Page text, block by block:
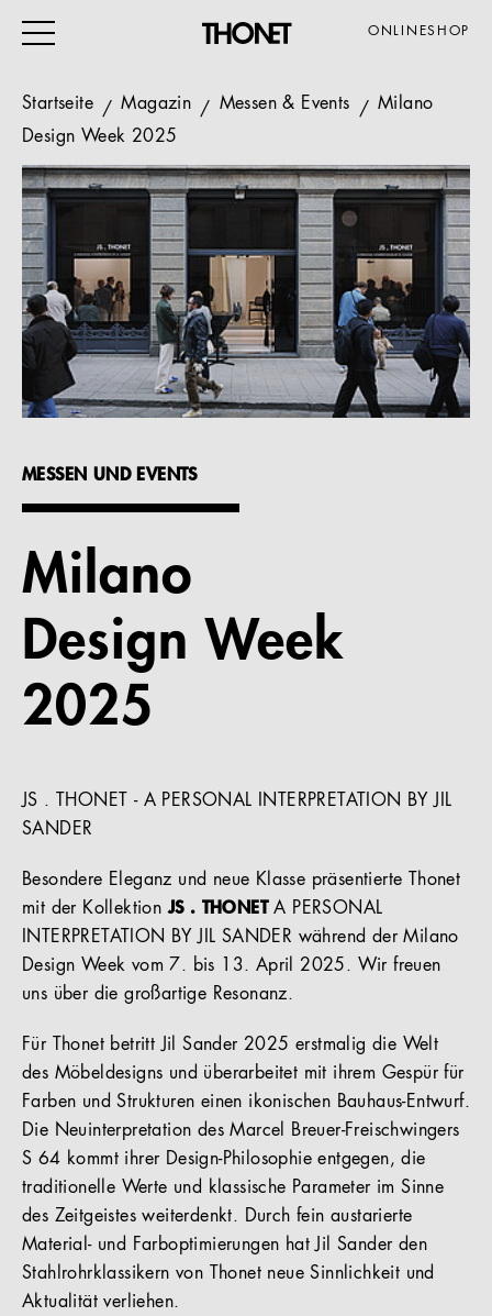
ONLINESHOP
ARBEITEN
WOHNEN
VERANSTALTUNG
GASTRO & HOTEL
ALLE PRODUKTE
Magazin
Service
Unternehmen
DE
Startseite Magazin Messen & Events
Milano
Design Week 2025
MESSEN UND EVENTS
Milano
Design Week
2025
JS . THONET - A PERSONAL INTERPRETATION BY JIL
SANDER
Besondere Eleganz und neue Klasse präsentierte Thonet
mit der KollektionJS . THONET
A PERSONAL
INTERPRETATION BY JIL SANDER während der Milano
Design Week vom 7. bis 13. April 2025. Wir freuen
uns über die großartige Resonanz.
Für Thonet betritt Jil Sander 2025 erstmalig die Welt
des Möbeldesigns und überarbeitet mit ihrem Gespür für
Farben und Strukturen einen ikonischen Bauhaus-Entwurf.
Die Neuinterpretation des Marcel Breuer-Freischwingers
S 64 kommt ihrer Design-Philosophie entgegen, die
traditionelle Werte und klassische Parameter im Sinne
des Zeitgeistes weiterdenkt. Durch fein austarierte
Material- und Farboptimierungen hat Jil Sander den
Stahlrohrklassikern von Thonet neue Sinnlichkeit und
Aktualität verliehen.